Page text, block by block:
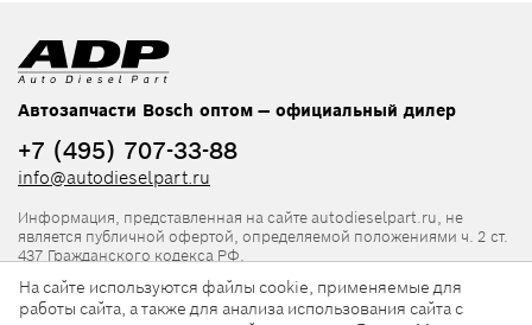
Автозапчасти Bosch оптом — официальный дилер
+7 (495) 707-33-88
info@autodieselpart.ru
Информация, представленная на сайте autodieselpart.ru, не
является публичной офертой, определяемой положениями ч. 2 ст.
437 Гражданского кодекса РФ.
Нормативная документация
На сайте используются файлы cookie, применяемые для
работы сайта, а также для анализа использования сайта с